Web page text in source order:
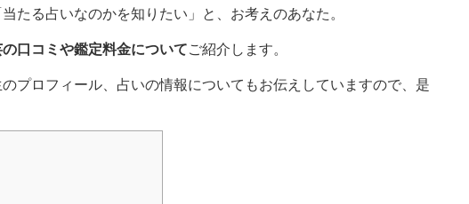
たる占いなのかを知りたい」と、お考えのあなた。
口コミや鑑定料金についてご紹介します。
プロフィール、占いの情報についてもお伝えしていますので、是